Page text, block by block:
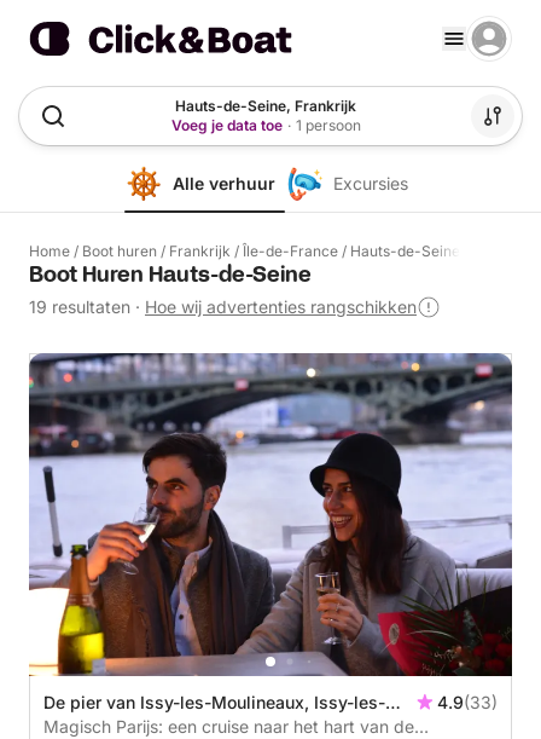
Hauts-de-Seine, Frankrijk
Voeg je data toe · 1 persoon
Alle verhuur Excursies
Home / Boot huren / Frankrijk / Île-de-France / Hauts-de-Seine
Boot Huren Hauts-de-Seine
19 resultaten · Hoe wij advertenties rangschikken
De pier van Issy-les-Moulineaux, Issy-les-
Moulineaux, Paris
4.9(33)
Magisch Parijs: een cruise naar het hart van de